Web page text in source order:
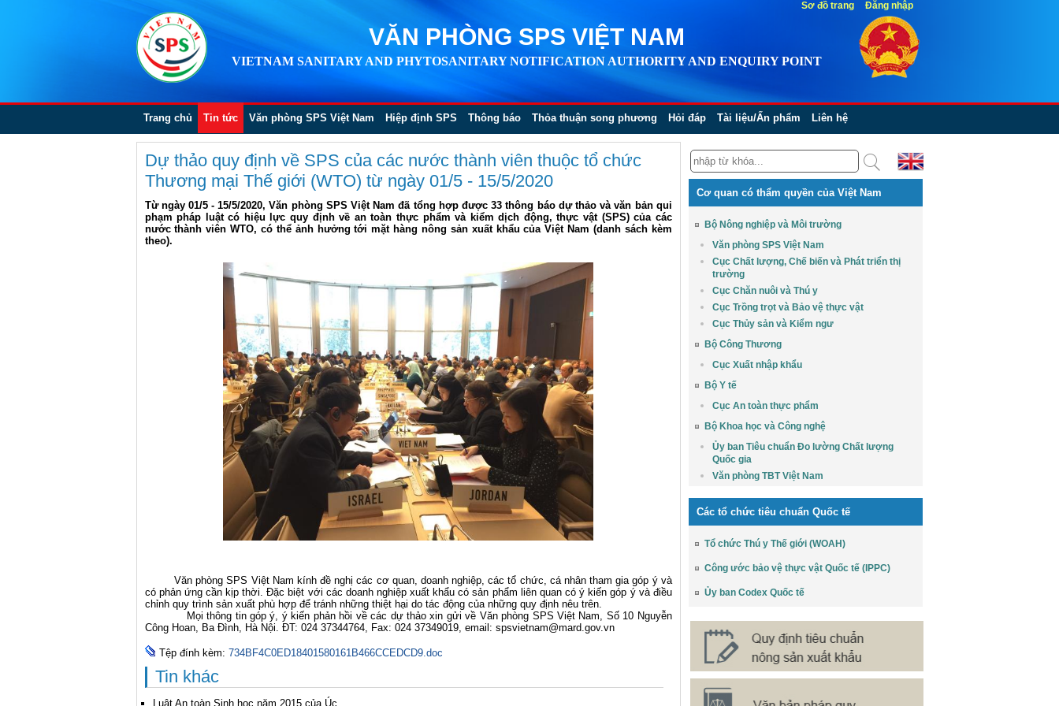
VĂN PHÒNG SPS VIỆT NAM
VIETNAM SANITARY AND PHYTOSANITARY NOTIFICATION AUTHORITY AND ENQUIRY POINT
Trang chủ Tin tức Văn phòng SPS Việt Nam Hiệp định SPS Thông báo Thỏa thuận song phương Hỏi đáp Tài liệu/Ấn phẩm Liên hệ
Dự thảo quy định về SPS của các nước thành viên thuộc tổ chức
Thương mại Thế giới (WTO) từ ngày 01/5 - 15/5/2020
Từ ngày 01/5 - 15/5/2020, Văn phòng SPS Việt Nam đã tổng hợp được 33 thông báo dự thảo và văn bản qui
phạm pháp luật có hiệu lực quy định về an toàn thực phẩm và kiểm dịch động, thực vật (SPS) của các
nước thành viên WTO, có thể ảnh hưởng tới mặt hàng nông sản xuất khẩu của Việt Nam (danh sách kèm
theo).
Văn phòng SPS Việt Nam kính đề nghị các cơ quan, doanh nghiệp, các tổ chức, cá nhân tham gia góp ý và
có phản ứng cần kịp thời. Đặc biệt với các doanh nghiệp xuất khẩu có sản phẩm liên quan có ý kiến góp ý và điều
chỉnh quy trình sản xuất phù hợp để tránh những thiệt hại do tác động của những quy định nêu trên.
Mọi thông tin góp ý, ý kiến phản hồi về các dự thảo xin gửi về Văn phòng SPS Việt Nam, Số 10 Nguyễn
Công Hoan, Ba Đình, Hà Nội. ĐT: 024 37344764, Fax: 024 37349019, email: spsvietnam@mard.gov.vn
Tệp đính kèm: 734BF4C0ED18401580161B466CCEDCD9.doc
Tin khác
Luật An toàn Sinh học năm 2015 của Úc
Cơ quan có thẩm quyền của Việt Nam
Bộ Nông nghiệp và Môi trường
Văn phòng SPS Việt Nam
Cục Chất lượng, Chế biến và Phát triển thị
trường
Cục Chăn nuôi và Thú y
Cục Trồng trọt và Bảo vệ thực vật
Cục Thủy sản và Kiểm ngư
Bộ Công Thương
Cục Xuất nhập khẩu
Bộ Y tế
Cục An toàn thực phẩm
Bộ Khoa học và Công nghệ
Ủy ban Tiêu chuẩn Đo lường Chất lượng
Quốc gia
Văn phòng TBT Việt Nam
Các tổ chức tiêu chuẩn Quốc tế
Tổ chức Thú y Thế giới (WOAH)
Công ước bảo vệ thực vật Quốc tế (IPPC)
Ủy ban Codex Quốc tế
Sơ đồ trang Đăng nhập